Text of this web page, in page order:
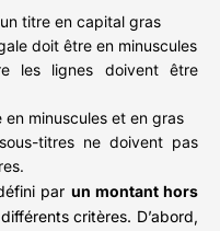
titre en capital gras
doit être en minuscules
les lignes doivent être
minuscules et en gras
titres ne doivent pas
par un montant hors
critères. D’abord,